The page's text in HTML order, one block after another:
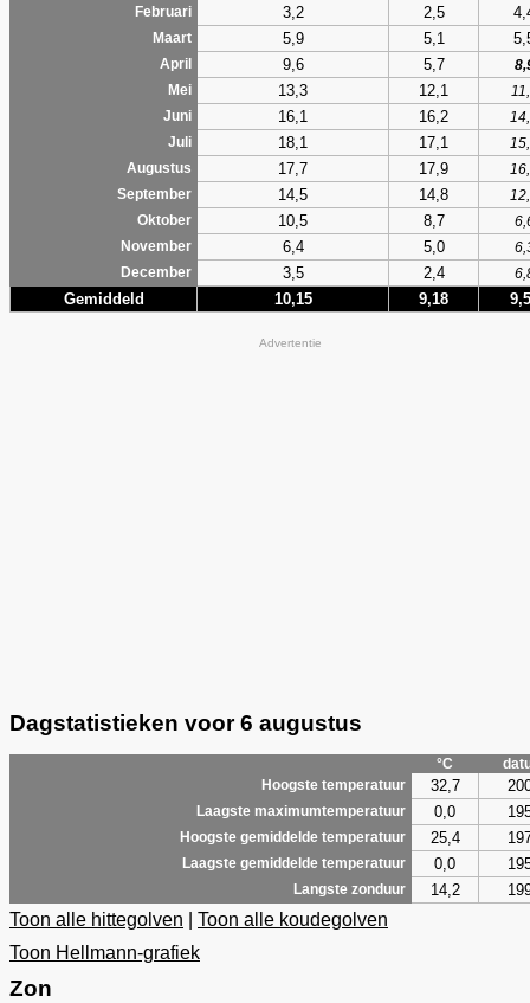
Februari 3,2 2,5
Maart 5,9 5,1
April 9,6 5,7
Mei
13,3 12,1
Juni
16,1 16,2
Juli
18,1 17,1
Augustus
17,7 17,9
September
14,5 14,8
Oktober
10,5 8,7
November
6,4 5,0
December
3,5 2,4
Gemiddeld 10,15 9,18
Advertentie
Dagstatistieken voor 6 augustus
°C
Hoogste temperatuur
32,7
Laagste maximumtemperatuur 0,0
Hoogste gemiddelde temperatuur 25,4
Laagste gemiddelde temperatuur 0,0
Langste zonduur 14,2
Toon alle hittegolven
Toon alle koudegolven
Toon Hellmann-grafiek
Zon